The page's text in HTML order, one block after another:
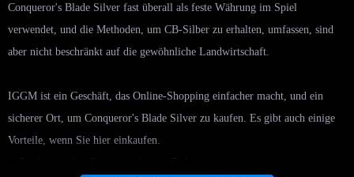
Conqueror's Blade Silver fast überall als feste Währung im Spiel
verwendet, und die Methoden, um CB-Silber zu erhalten, umfassen, sind
aber nicht beschränkt auf die gewöhnliche Landwirtschaft.
IGGM ist ein Geschäft, das Online-Shopping einfacher macht, und ein
sicherer Ort, um Conqueror's Blade Silver zu kaufen. Es gibt auch einige
Vorteile, wenn Sie hier einkaufen.
1. Professioneller Service und guter Ruf